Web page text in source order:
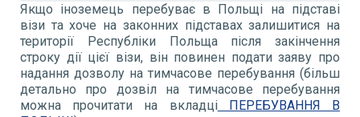
Якщо іноземець перебуває в Польщі на підставі
візи та хоче на законних підставах залишитися на
території Республіки Польща після закінчення
строку дії цієї візи, він повинен подати заяву про
надання дозволу на тимчасове перебування (більш
детально про дозвіл на тимчасове перебування
можна прочитати на вкладціПЕРЕБУВАННЯ В